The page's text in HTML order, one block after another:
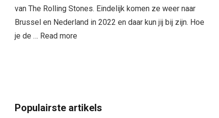
van The Rolling Stones. Eindelijk komen ze weer naar
Brussel en Nederland in 2022 en daar kun jij bij zijn. Hoe
je de … Read more
Populairste artikels